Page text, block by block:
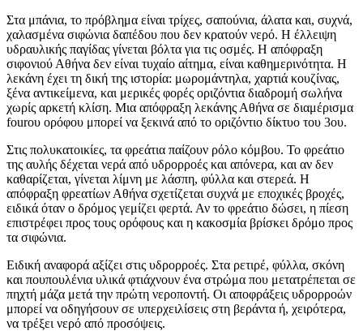
Στα μπάνια, το πρόβλημα είναι τρίχες, σαπούνια, άλατα και, συχνά,
χαλασμένα σιφώνια δαπέδου που δεν κρατούν νερό. Η έλλειψη
υδραυλικής παγίδας γίνεται βόλτα για τις οσμές. Η απόφραξη
σιφονιού Αθήνα δεν είναι τυχαίο αίτημα, είναι καθημερινότητα. Η
λεκάνη έχει τη δική της ιστορία: μωρομάντηλα, χαρτιά κουζίνας,
ξένα αντικείμενα, και μερικές φορές οριζόντια διαδρομή σωλήνα
χωρίς αρκετή κλίση. Μια απόφραξη λεκάνης Αθήνα σε διαμέρισμα
fourου ορόφου μπορεί να ξεκινά από το οριζόντιο δίκτυο του 3ου.
Στις πολυκατοικίες, τα φρεάτια παίζουν ρόλο κόμβου. Το φρεάτιο
της αυλής δέχεται νερά από υδρορροές και απόνερα, και αν δεν
καθαρίζεται, γίνεται λίμνη με λάσπη, φύλλα και στερεά. Η
απόφραξη φρεατίων Αθήνα σχετίζεται συχνά με εποχικές βροχές,
ειδικά όταν ο δρόμος γεμίζει φερτά. Αν το φρεάτιο δώσει, η πίεση
επιστρέφει προς τους ορόφους και η κακοσμία βρίσκει δρόμο προς
τα σιφώνια.
Ειδική αναφορά αξίζει στις υδρορροές. Στα ρετιρέ, φύλλα, σκόνη
και πουπουλένια υλικά φτιάχνουν ένα στρώμα που μετατρέπεται σε
πηχτή μάζα μετά την πρώτη νεροποντή. Οι αποφράξεις υδρορροών
μπορεί να οδηγήσουν σε υπερχειλίσεις στη βεράντα ή, χειρότερα,
να τρέξει νερό από προσόψεις.